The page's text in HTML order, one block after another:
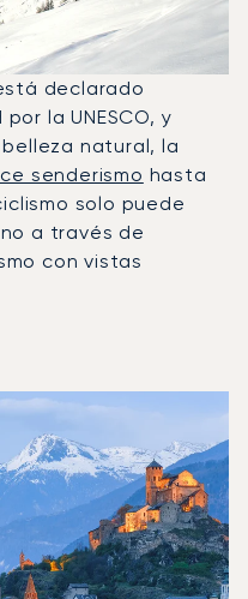
declarado
la UNESCO, y
natural, la
senderismo hasta
solo puede
a través de
con vistas